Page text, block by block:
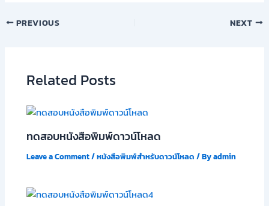
PREVIOUS NEXT
Related Posts
ทดสอบหนังสือพิมพ์ดาวน์โหลด
Leave a Comment/หนังสือพิมพ์สำหรับดาวน์โหลด / Byadmin